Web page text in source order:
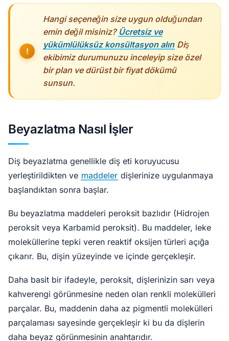
Hangi seçeneğin size uygun olduğundan
emin değil misiniz? Ücretsiz ve
yükümlülüksüz konsültasyon alın Diş
ekibimiz durumunuzu inceleyip size özel
bir plan ve dürüst bir fiyat dökümü
sunsun.
Beyazlatma Nasıl İşler
Diş beyazlatma genellikle diş eti koruyucusu
yerleştirildikten ve maddeler dişlerinize uygulanmaya
başlandıktan sonra başlar.
Bu beyazlatma maddeleri peroksit bazlıdır (Hidrojen
peroksit veya Karbamid peroksit). Bu maddeler, leke
moleküllerine tepki veren reaktif oksijen türleri açığa
çıkarır. Bu, dişin yüzeyinde ve içinde gerçekleşir.
Daha basit bir ifadeyle, peroksit, dişlerinizin sarı veya
kahverengi görünmesine neden olan renkli molekülleri
parçalar. Bu, maddenin daha az pigmentli molekülleri
parçalaması sayesinde gerçekleşir ki bu da dişlerin
daha beyaz görünmesinin anahtarıdır.